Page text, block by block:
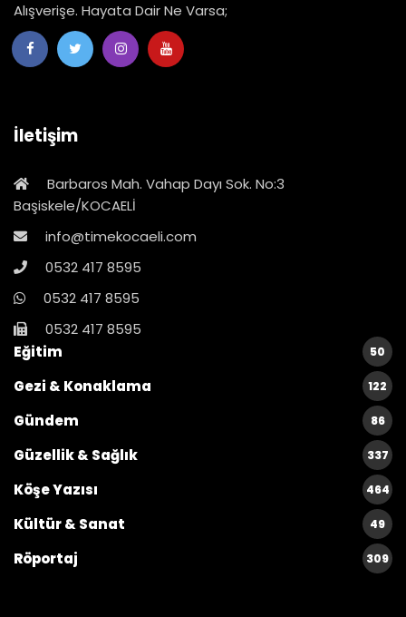
Alışverişe. Hayata Dair Ne Varsa;
İletişim
Barbaros Mah. Vahap Dayı Sok. No:3
Başiskele/KOCAELİ
info@timekocaeli.com
0532 417 8595
0532 417 8595
0532 417 8595
Eğitim
50
Gezi & Konaklama 122
Gündem 86
Güzellik & Sağlık 337
Köşe Yazısı 464
Kültür & Sanat 49
Röportaj 309